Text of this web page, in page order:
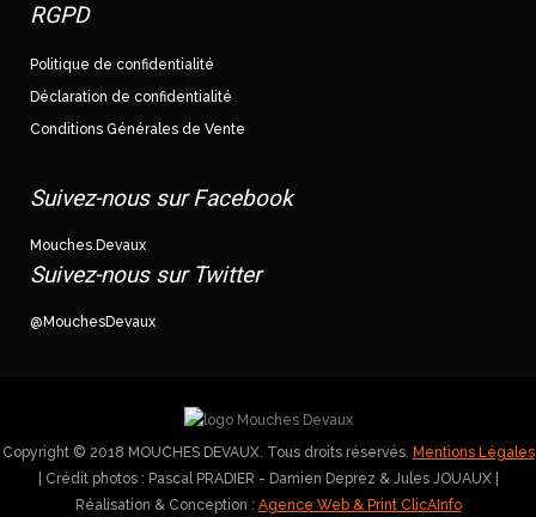
RGPD
Politique de confidentialité
Déclaration de confidentialité
Conditions Générales de Vente
Suivez-nous sur Facebook
Mouches.Devaux
Suivez-nous sur Twitter
@MouchesDevaux
Copyright © 2018 MOUCHES DEVAUX. Tous droits réservés. Mentions Légales
| Crédit photos : Pascal PRADIER - Damien Deprez & Jules JOUAUX |
Réalisation & Conception : Agence Web & Print ClicAInfo